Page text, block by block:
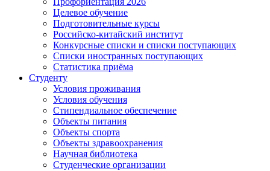
Целевое обучение
Подготовительные курсы
Российско-китайский институт
Конкурсные списки и списки поступающих
Списки иностранных поступающих
Статистика приёма
Студенту
Условия проживания
Условия обучения
Стипендиальное обеспечение
Объекты питания
Объекты спорта
Объекты здравоохранения
Научная библиотека
Студенческие организации